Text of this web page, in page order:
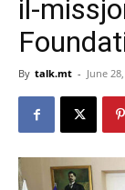
il-
By talk.mt - June